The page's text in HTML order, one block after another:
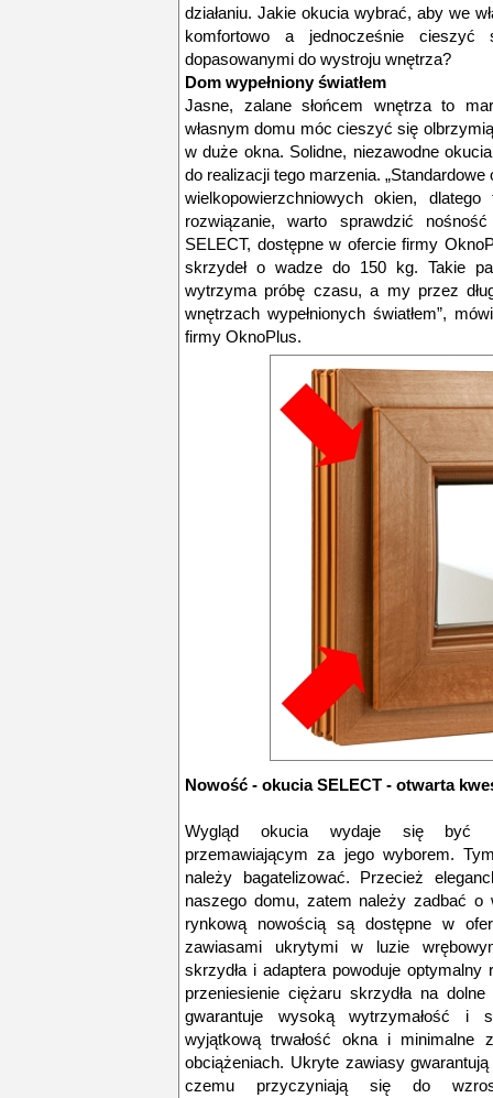
działaniu. Jakie okucia wybrać, aby we
komfortowo a jednocześnie cieszyć
dopasowanymi do wystroju wnętrza?
Dom wypełniony światłem
Jasne, zalane słońcem wnętrza to
własnym domu móc cieszyć się
w duże okna. Solidne, niezawodne
do realizacji tego marzenia.
wielkopowierzchniowych okien,
rozwiązanie, warto sprawdzić
SELECT, dostępne w ofercie firmy
skrzydeł o wadze do 150 kg. Takie
wytrzyma próbę czasu, a my przez
wnętrzach wypełnionych światłem”,
firmy OknoPlus.
Nowość - okucia SELECT - otwarta
Wygląd okucia wydaje się być
przemawiającym za jego wyborem.
należy bagatelizować. Przecież
naszego domu, zatem należy zadbać o
rynkową nowością są dostępne w
zawiasami ukrytymi w luzie
skrzydła i adaptera powoduje optymalny
przeniesienie ciężaru skrzydła na
gwarantuje wysoką wytrzymałość i
wyjątkową trwałość okna i minimalne
obciążeniach. Ukryte zawiasy
czemu przyczyniają się do